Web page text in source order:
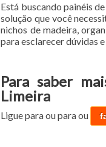
Está buscando painéis
solução que você
nichos de madeira,
para esclarecer dúvidas
Para saber
Limeira
Ligue paraou paraou